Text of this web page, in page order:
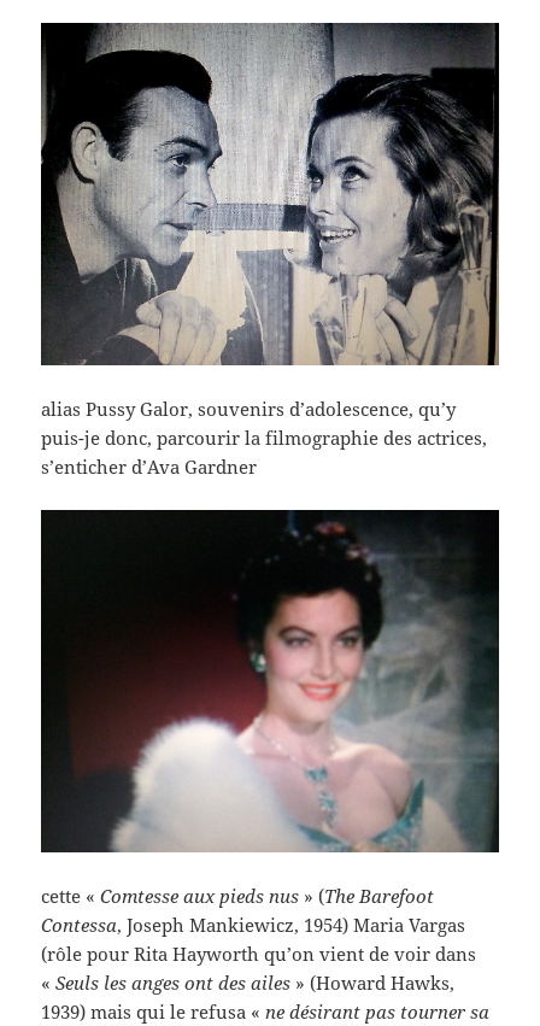
alias Pussy Galor, souvenirs d’adolescence, qu’y
puis-je donc, parcourir la filmographie des actrices,
s’enticher d’Ava Gardner
cette «Comtesse aux pieds nus » (The Barefoot
Contessa, Joseph Mankiewicz, 1954) Maria Vargas
(rôle pour Rita Hayworth qu’on vient de voir dans
«Seuls les anges ont des ailes » (Howard Hawks,
1939) mais qui le refusa «ne désirant pas tourner sa